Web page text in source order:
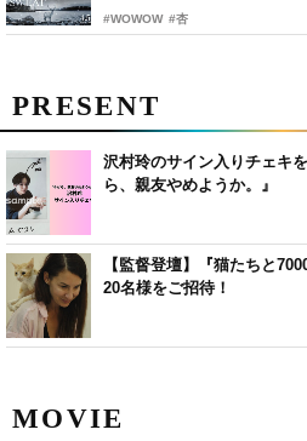
#WOWOW #杏
MOVIE
PRESENT
沢村玲のサイン入りチェキ
ら、親友やめようか。』
【監督登壇】『猫たちと
20名様をご招待！